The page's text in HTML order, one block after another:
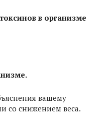
в организме
вашему
со снижением веса.